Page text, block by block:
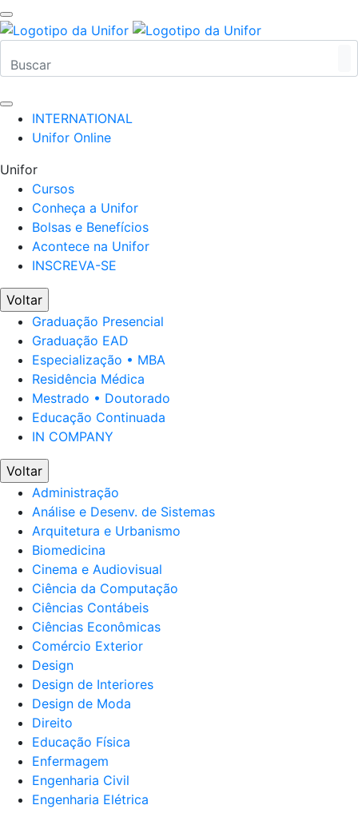
INTERNATIONAL
Unifor Online
Unifor
Cursos
Conheça a Unifor
Bolsas e Benefícios
Acontece na Unifor
INSCREVA-SE
Voltar
Graduação Presencial
Graduação EAD
Especialização • MBA
Residência Médica
Mestrado • Doutorado
Educação Continuada
IN COMPANY
Voltar
Administração
Análise e Desenv. de Sistemas
Arquitetura e Urbanismo
Biomedicina
Cinema e Audiovisual
Ciência da Computação
Ciências Contábeis
Ciências Econômicas
Comércio Exterior
Design
Design de Interiores
Design de Moda
Direito
Educação Física
Enfermagem
Engenharia Civil
Engenharia Elétrica